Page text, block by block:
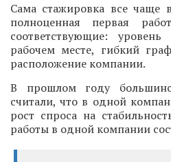
Сама стажировка все чаще
полноценная первая
соответствующие:
рабочем месте, гибкий
расположение компании.
В прошлом году
считали, что в одной
рост спроса на
работы в одной компании